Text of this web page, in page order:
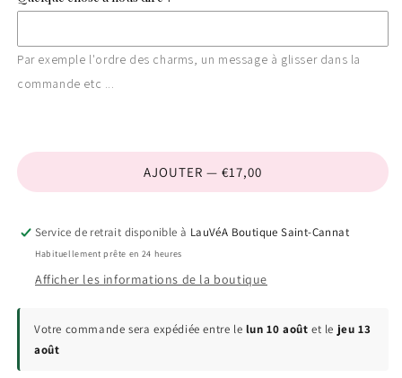
Par exemple l'ordre des charms, un message à glisser dans la
commande etc ...
AJOUTER — €17,00
Service de retrait disponible à LauVéA Boutique Saint-Cannat
Habituellement prête en 24 heures
Afficher les informations de la boutique
Votre commande sera expédiée entre le lun 10 août et le jeu 13
août